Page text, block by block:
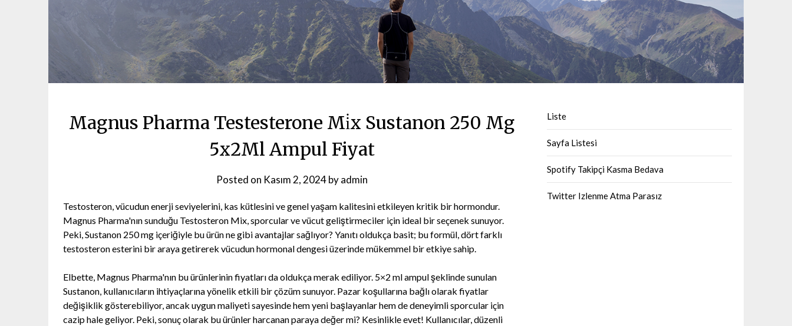
Magnus Pharma Testesterone Mi̇x Sustanon 250 Mg
5x2Ml Ampul Fiyat
Posted on Kasım 2, 2024byadmin
Testosteron, vücudun enerji seviyelerini, kas kütlesini ve genel yaşam kalitesini etkileyen kritik bir hormondur.
Magnus Pharma'nın sunduğu Testosteron Mix, sporcular ve vücut geliştirmeciler için ideal bir seçenek sunuyor.
Peki, Sustanon 250 mg içeriğiyle bu ürün ne gibi avantajlar sağlıyor? Yanıtı oldukça basit; bu formül, dört farklı
testosteron esterini bir araya getirerek vücudun hormonal dengesi üzerinde mükemmel bir etkiye sahip.
Elbette, Magnus Pharma'nın bu ürünlerinin fiyatları da oldukça merak ediliyor. 5×2 ml ampul şeklinde sunulan
Sustanon, kullanıcıların ihtiyaçlarına yönelik etkili bir çözüm sunuyor. Pazar koşullarına bağlı olarak fiyatlar
değişiklik gösterebiliyor, ancak uygun maliyeti sayesinde hem yeni başlayanlar hem de deneyimli sporcular için
cazip hale geliyor. Peki, sonuç olarak bu ürünler harcanan paraya değer mi? Kesinlikle evet! Kullanıcılar, düzenli
Liste
Sayfa Listesi
Spotify Takipçi Kasma Bedava
Twitter Izlenme Atma Parasız